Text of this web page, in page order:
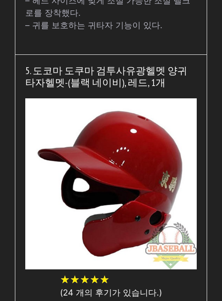
로를 장착했다.
– 귀를 보호하는 귀타자 기능이 있다.
5. 도코마 도쿠마 검투사유광헬멧 양귀
타자헬멧-(블랙 네이비), 레드, 1개
★★★★★
★★★★★
(24 개의 후기가 있습니다.)